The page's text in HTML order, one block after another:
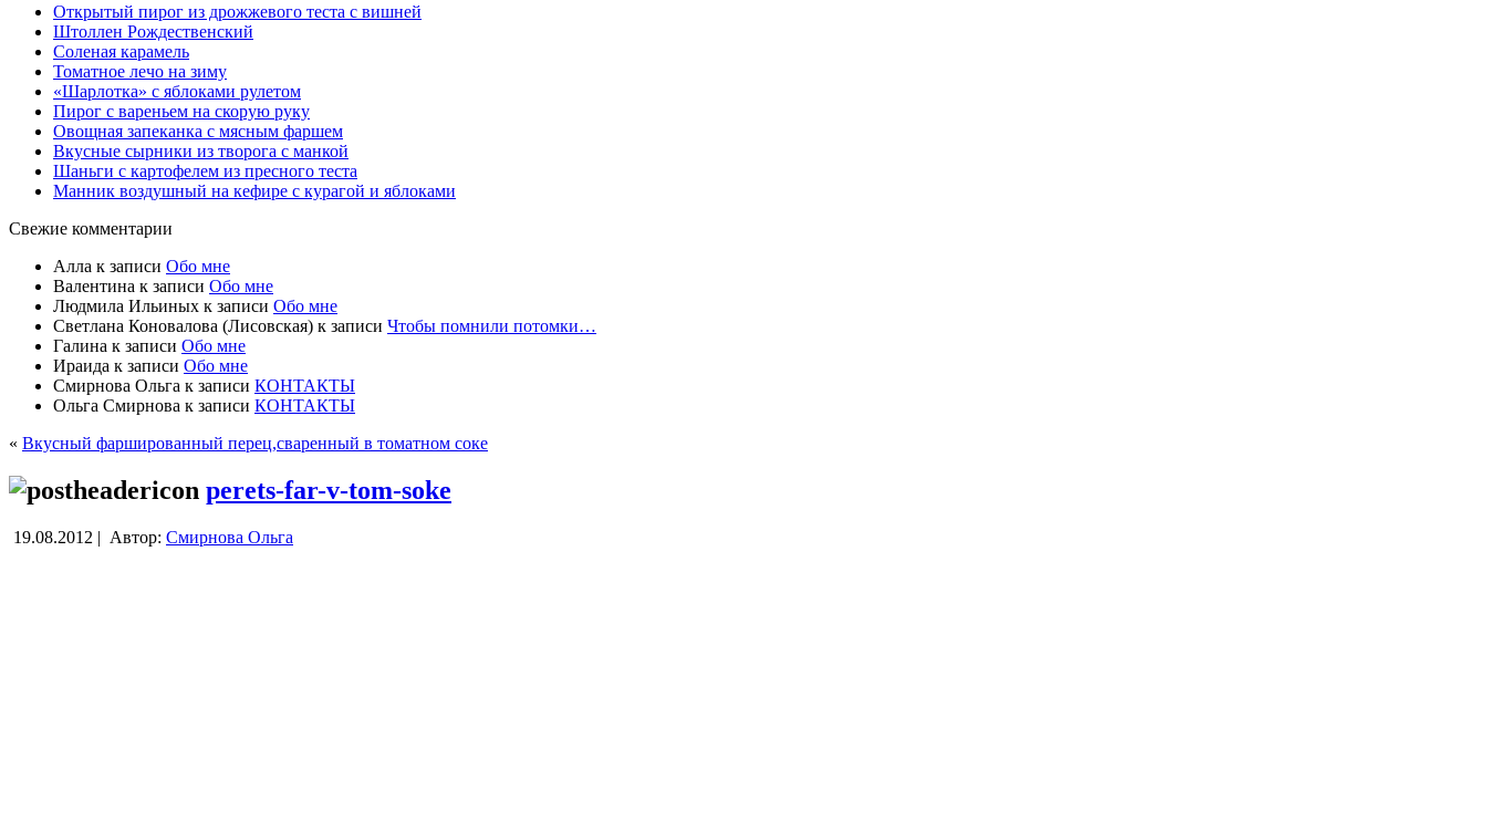
Открытый пирог из дрожжевого теста с вишней
Штоллен Рождественский
Соленая карамель
Томатное лечо на зиму
«Шарлотка» с яблоками рулетом
Пирог с вареньем на скорую руку
Овощная запеканка с мясным фаршем
Вкусные сырники из творога с манкой
Шаньги с картофелем из пресного теста
Манник воздушный на кефире с курагой и яблоками
Свежие комментарии
Алла к записи Обо мне
Валентина к записи Обо мне
Людмила Ильиных к записи Обо мне
Светлана Коновалова (Лисовская) к записи Чтобы помнили потомки…
Галина к записи Обо мне
Ираида к записи Обо мне
Смирнова Ольга к записи КОНТАКТЫ
Ольга Смирнова к записи КОНТАКТЫ
« Вкусный фаршированный перец,сваренный в томатном соке
perets-far-v-tom-soke
19.08.2012 | Автор: Смирнова Ольга